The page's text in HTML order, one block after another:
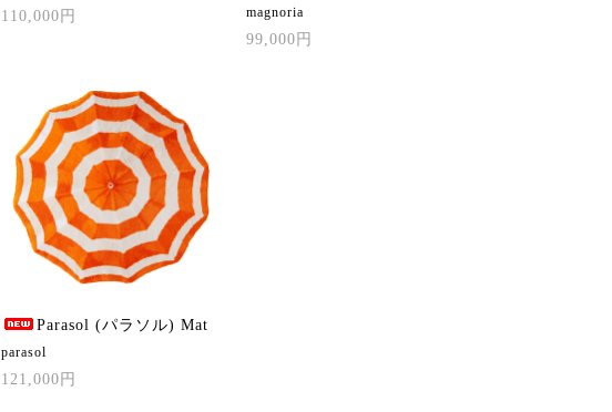
110,000円 magnoria
99,000円
Parasol (パラソル) Mat
parasol
121,000円